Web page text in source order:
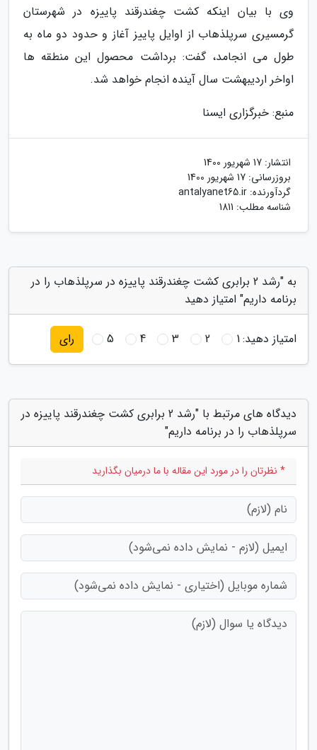
وی با بیان اینکه کشت چغندرقند پاییزه در شهرستان
گرمسیری سرپلذهاب از اوایل پاییز آغاز و حدود دو ماه به
طول می انجامد، گفت: برداشت محصول این منطقه ها
اواخر اردیبهشت سال آینده انجام خواهد شد.
منبع: خبرگزاری ایسنا
انتشار: 17 شهریور 1400
بروزرسانی: 17 شهریور 1400
گردآورنده: antalyanet65.ir
شناسه مطلب: 1811
به "رشد 2 برابری کشت چغندرقند پاییزه در سرپلذهاب را در
برنامه داریم" امتیاز دهید
امتیاز دهید:1
2
3
4
5 رای
دیدگاه های مرتبط با "رشد 2 برابری کشت چغندرقند پاییزه در
سرپلذهاب را در برنامه داریم"
* نظرتان را در مورد این مقاله با ما درمیان بگذارید